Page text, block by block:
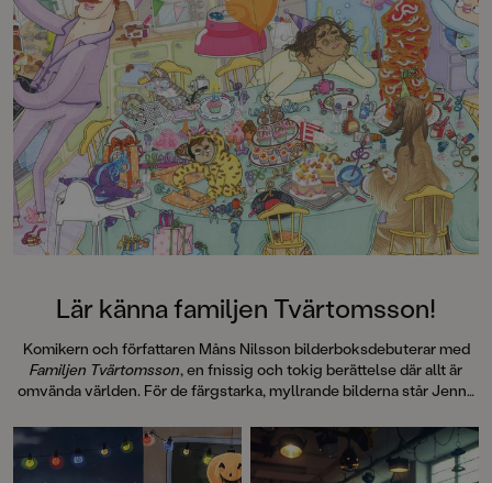
skapat ett spännande,
färgsprakande äventyr med lagom
mycket text och fantastiska
illustrationer. Det är full fart från
första sidan och man vill hela tiden
läsa vidare för att se hur det ska gå
för Andromeda och resten av UFO-
klubben. Hotet från rymden är
tredje och avslutande delen i
trilogin UFO-klubben. Läs också
Katternas hemlighet och Gänget
slår tillbaka. Spänn fast
säkerhetsbältena för snart är det
Läs också
Lär känna familjen Tvärtomsson!
Komikern och författaren Måns Nilsson bilderboksdebuterar med
Familjen Tvärtomsson, en fnissig och tokig berättelse där allt är
omvända världen. För de färgstarka, myllrande bilderna står Jenny